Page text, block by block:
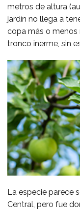
metros de altura
jardín no llega a
copa más o menos
tronco inerme, sin
La especie parece
Central, pero fue